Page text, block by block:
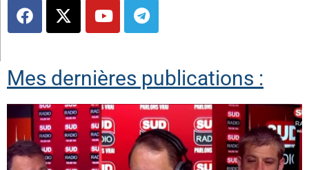
Mes dernières publications :